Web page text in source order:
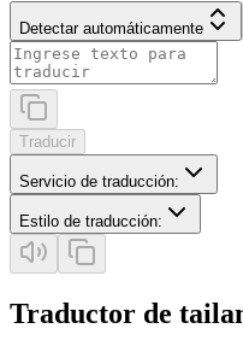
Detectar automáticamente
Traducir
Servicio de traducción:
Estilo de traducción:
Traductor de